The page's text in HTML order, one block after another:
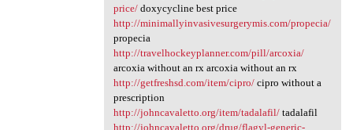
price/doxycycline best price
http://minimallyinvasivesurgerymis.com/propecia/
propecia
http://travelhockeyplanner.com/pill/arcoxia/
arcoxia without an rx arcoxia without an rx
http://getfreshsd.com/item/cipro/cipro without a
prescription
http://johncavaletto.org/item/tadalafil/tadalafil
http://johncavaletto.org/drug/flagyl-generic-